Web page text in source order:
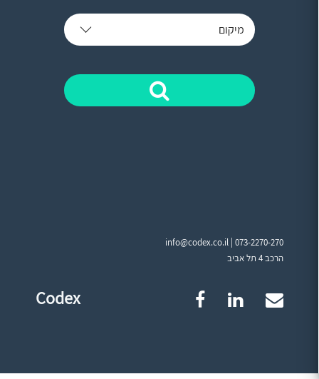
מיקום
info@codex.co.il |073-2270-270
הרכב 4 תל אביב
Codex